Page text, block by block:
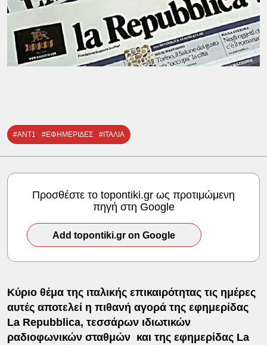
#ΑΝΤ1 #ΕΦΗΜΕΡΙΔΕΣ #ΙΤΑΛΙΑ
Προσθέστε το topontiki.gr ως προτιμώμενη
πηγή στη Google
Add topontiki.gr on Google
Κύριο θέμα της ιταλικής επικαιρότητας τις ημέρες
αυτές αποτελεί η πιθανή αγορά της εφημερίδας
La Repubblica, τεσσάρων ιδιωτικών
ραδιοφωνικών σταθμών και της εφημερίδας La